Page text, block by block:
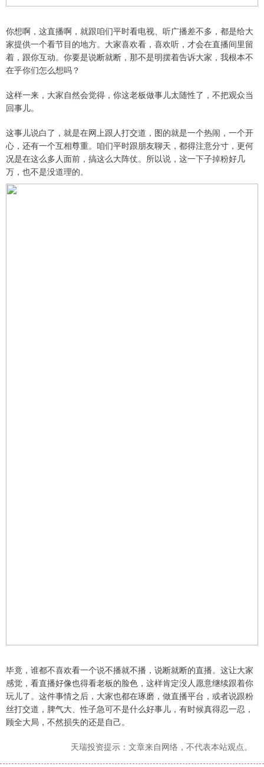
你想啊，这直播啊，就跟咱们平时看电视、听广播差不多，都是给大
家提供一个看节目的地方。大家喜欢看，喜欢听，才会在直播间里留
着，跟你互动。你要是说断就断，那不是明摆着告诉大家，我根本不
在乎你们怎么想吗？
这样一来，大家自然会觉得，你这老板做事儿太随性了，不把观众当
回事儿。
这事儿说白了，就是在网上跟人打交道，图的就是一个热闹，一个开
心，还有一个互相尊重。咱们平时跟朋友聊天，都得注意分寸，更何
况是在这么多人面前，搞这么大阵仗。所以说，这一下子掉粉好几
万，也不是没道理的。
毕竟，谁都不喜欢看一个说不播就不播，说断就断的直播。这让大家
感觉，看直播好像也得看老板的脸色，这样肯定没人愿意继续跟着你
玩儿了。这件事情之后，大家也都在琢磨，做直播平台，或者说跟粉
丝打交道，脾气大、性子急可不是什么好事儿，有时候真得忍一忍，
顾全大局，不然损失的还是自己。
天瑞投资提示：文章来自网络，不代表本站观点。